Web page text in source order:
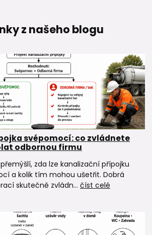
z našeho blogu
svépomocí: co zvládnete
odbornou firmu
zda lze kanalizační přípojku
a kolik tím mohou ušetřit. Dobrá
skutečně zvládn... číst celé